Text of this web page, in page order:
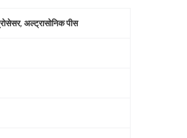
, अल्ट्रासोनिक पीस